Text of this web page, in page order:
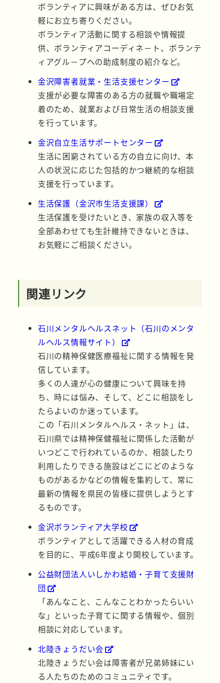
ボランティアに興味がある方は、ぜひお気
軽にお立ち寄りください。
ボランティア活動に関する相談や情報提
供、ボランティアコーディネ－ト、ボランテ
ィアグル－プへの助成制度の紹介など。
金沢障害者就業・生活支援センター
支援が必要な障害のある方の就職や職場定
着のため、就業および日常生活の相談支援
を行っています。
金沢自立生活サポートセンター
生活に困窮されている方の自立に向け、本
人の状況に応じた包括的かつ継続的な相談
支援を行っています。
生活保護（金沢市生活支援課）
生活保護を受けたいとき、家族の収入等を
全部あわせても生計維持できないときは、
お気軽にご相談ください。
関連リンク
石川メンタルヘルスネット（石川のメンタ
ルヘルス情報サイト）
石川の精神保健医療福祉に関する情報を発
信しています。
多くの人達が心の健康について興味を持
ち、時には悩み、そして、どこに相談をし
たらよいのか迷っています。
この「石川メンタルヘルス・ネット」は、
石川県では精神保健福祉に関係した活動が
いつどこで行われているのか、相談したり
利用したりできる施設はどこにどのような
ものがあるかなどの情報を集約して、常に
最新の情報を県民の皆様に提供しようとす
るものです。
金沢ボランティア大学校
ボランティアとして活躍できる人材の育成
を目的に、平成6年度より開校しています。
公益財団法人いしかわ結婚・子育て支援財
団
「あんなこと、こんなことわかったらいい
な」といった子育てに関する情報や、個別
相談に対応しています。
北陸きょうだい会
北陸きょうだい会は障害者が兄弟姉妹にい
る人たちのためのコミュニティです。